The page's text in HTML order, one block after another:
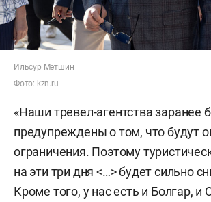
Ильсур Метшин
Фото: kzn.ru
«Наши тревел-агентства заранее
предупреждены о том, что будут
ограничения. Поэтому
на эти три дня <…> будет сильно
Кроме того, у нас есть и Болгар, и